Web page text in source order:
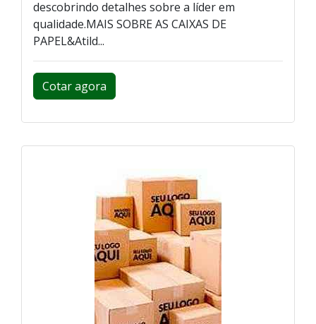
descobrindo detalhes sobre a líder em
qualidade.MAIS SOBRE AS CAIXAS DE
PAPEL&Atild...
Cotar agora